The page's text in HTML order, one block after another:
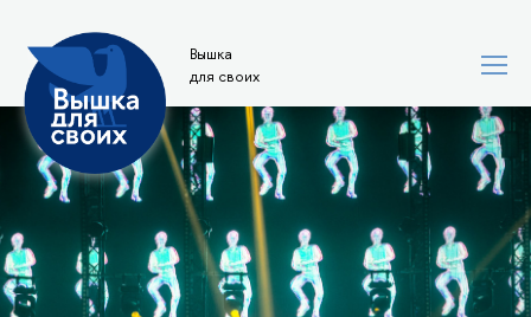
Вышка
для своих